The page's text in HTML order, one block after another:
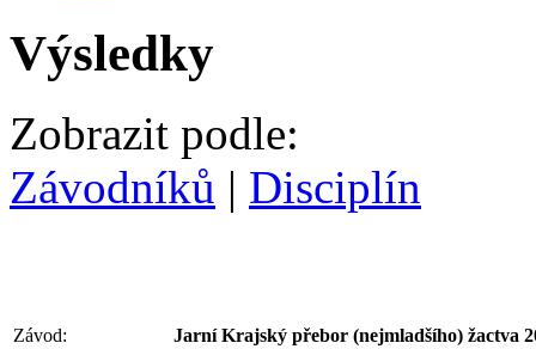
Výsledky
Zobrazit podle:
Závodníků | Disciplín
Závod: Jarní Krajský přebor (nejmladšího) žactva